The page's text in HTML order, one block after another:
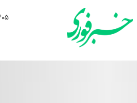
۱۴۰۵ مرداد